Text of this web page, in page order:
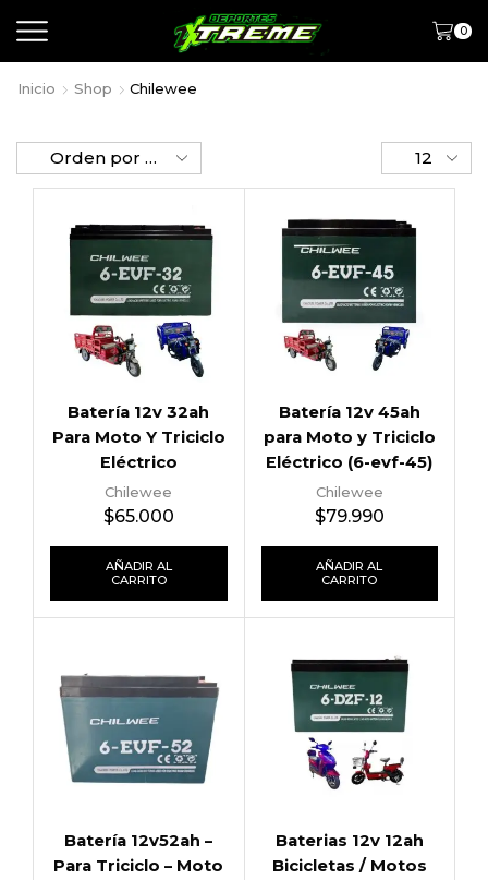
0
Inicio Shop Chilewee
Batería 12v 32ah
Para Moto Y Triciclo
Eléctrico
Chilewee
$65.000
AÑADIR AL
CARRITO
Batería 12v 45ah
para Moto y Triciclo
Eléctrico (6-evf-45)
Chilewee
$79.990
AÑADIR AL
CARRITO
Batería 12v52ah –
Para Triciclo – Moto
Baterias 12v 12ah
Bicicletas / Motos